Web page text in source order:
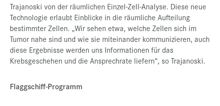
Trajanoski von der räumlichen Einzel-Zell-Analyse. Diese neue
Technologie erlaubt Einblicke in die räumliche Aufteilung
bestimmter Zellen. „Wir sehen etwa, welche Zellen sich im
Tumor nahe sind und wie sie miteinander kommunizieren, auch
diese Ergebnisse werden uns Informationen für das
Krebsgeschehen und die Ansprechrate liefern“, so Trajanoski.
Flaggschiff-Programm